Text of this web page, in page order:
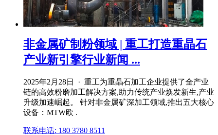
非金属矿制粉领域 | 重工打造重晶石
产业新引擎行业新闻 ...
2025年2月28日 · 重工为重晶石加工企业提供了全产业
链的高效粉磨加工解决方案,助力传统产业焕发新生,产业
升级加速崛起。 针对非金属矿深加工领域,推出五大核心
设备：MTW欧 .
联系电话: 180 3780 8511